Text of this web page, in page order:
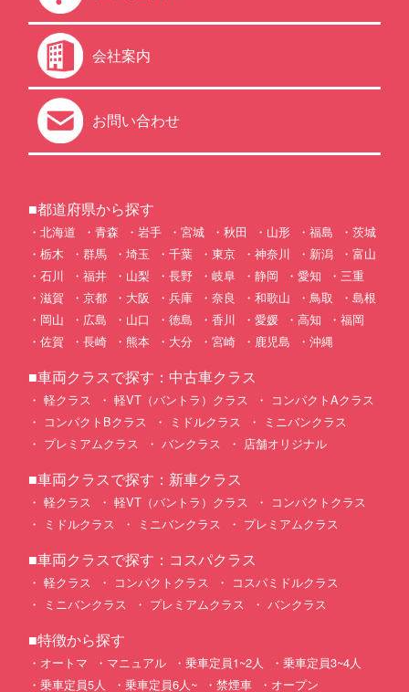
会社案内
お問い合わせ
■都道府県から探す
北海道 青森 岩手 宮城 秋田 山形 福島
茨城
栃木
群馬 埼玉 千葉 東京 神奈川 新潟
富山
石川
福井 山梨 長野 岐阜 静岡 愛知
三重
滋賀
京都 大阪 兵庫 奈良 和歌山 鳥取
島根
岡山
広島 山口 徳島 香川 愛媛 高知
福岡
佐賀
長崎 熊本 大分 宮崎 鹿児島 沖縄
■車両クラスで探す：中古車クラス
軽クラス 軽VT（バントラ）クラス
コンパクトAクラス
コンパクトBクラス
ミドルクラス
ミニバンクラス
プレミアムクラス
バンクラス 店舗オリジナル
■車両クラスで探す：新車クラス
軽クラス 軽VT（バントラ）クラス
コンパクトクラス
ミドルクラス
ミニバンクラス プレミアムクラス
■車両クラスで探す：コスパクラス
軽クラス コンパクトクラス
コスパミドルクラス
ミニバンクラス
プレミアムクラス バンクラス
■特徴から探す
オートマ マニュアル 乗車定員1~2人
乗車定員3~4人
乗車定員5人
乗車定員6人~ 禁煙車 オープン